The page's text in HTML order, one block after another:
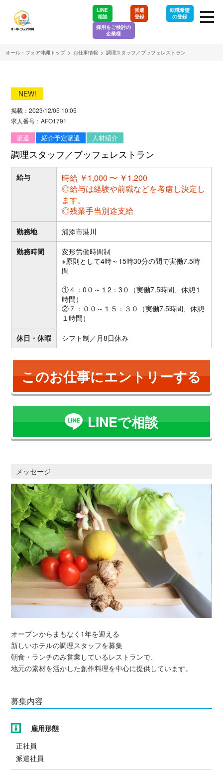
LINE
相談
派遣
登録
転職希望
の登録
採用をご検討の
企業様
オール・フォア沖縄トップ > お仕事情報 > 調理スタッフ／ブッフェレストラン
NEW!
掲載：2023/12/05 10:05
求人番号：AFO1791
派遣 紹介予定派遣 人材紹介
調理スタッフ／ブッフェレストラン
給与
時給 ￥1,000 〜 ￥1,200
◎給与は経験や前職などを考慮し決定し
ます。
◎残業手当別途支給
勤務地
浦添市港川
勤務時間
変形労働時間制
※原則として4時～15時30分の間で実働7.5時
間
①４：0０～１2：3０（実働7.5時間、休憩１
時間）
②７：００～１５：３０（実働7.5時間、休憩
１時間）
休日・休暇
シフト制／月8日休み
このお仕事にエントリーする
LINEで相談
メッセージ
オープンからまもなく1年を迎える
新しいホテルの調理スタッフを募集
朝食・ランチのみ営業しているレストランで、
地元の素材を活かした創作料理を中心に提供しています。
募集内容
雇用形態
正社員
派遣社員